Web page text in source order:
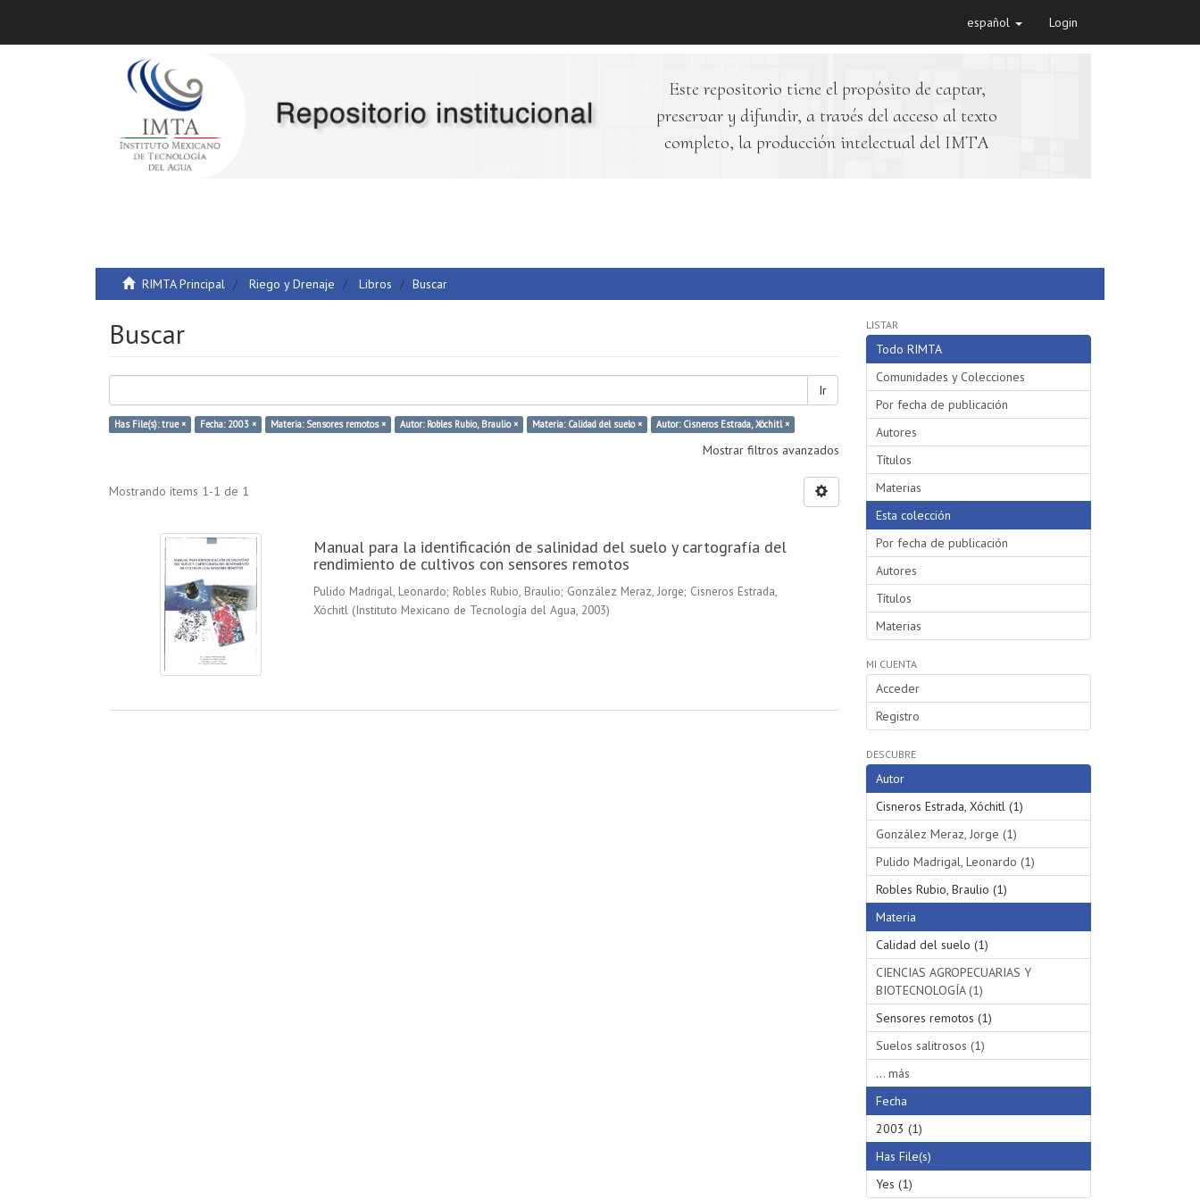
español Login
Este repositorio tiene el propósito de captar,
preservar y difundir, a través del acceso al texto
completo, la producción intelectual del IMTA
RIMTA Principal Riego y Drenaje Libros Buscar
Buscar
Ir
Has File(s): true × Fecha: 2003 × Materia: Sensores remotos × Autor: Robles Rubio, Braulio × Materia: Calidad del suelo × Autor: Cisneros Estrada, Xóchitl ×
Mostrar filtros avanzados
Mostrando ítems 1-1 de 1
Manual para la identificación de salinidad del suelo y cartografía del
rendimiento de cultivos con sensores remotos
Pulido Madrigal, Leonardo; Robles Rubio, Braulio; González Meraz, Jorge; Cisneros Estrada,
Xóchitl (Instituto Mexicano de Tecnología del Agua, 2003)
LISTAR
Todo RIMTA
Comunidades y Colecciones
Por fecha de publicación
Autores
Títulos
Materias
Esta colección
Por fecha de publicación
Autores
Títulos
Materias
MI CUENTA
Acceder
Registro
DESCUBRE
Autor
Cisneros Estrada, Xóchitl (1)
González Meraz, Jorge (1)
Pulido Madrigal, Leonardo (1)
Robles Rubio, Braulio (1)
Materia
Calidad del suelo (1)
CIENCIAS AGROPECUARIAS Y
BIOTECNOLOGÍA (1)
Sensores remotos (1)
Suelos salitrosos (1)
... más
Fecha
2003 (1)
Has File(s)
Yes (1)